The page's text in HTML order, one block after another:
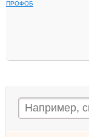
ПРОФОБ